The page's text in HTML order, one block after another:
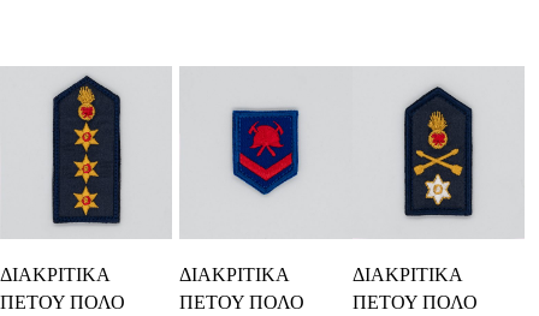
Καλάθι
ΔΙΑΚΡΙΤΙΚΑ
ΠΕΤΟΥ ΠΟΛΟ
Καλάθι
ΔΙΑΚΡΙΤΙΚΑ
ΠΕΤΟΥ ΠΟΛΟ
Καλάθι
ΔΙΑΚΡΙΤΙΚΑ
ΠΕΤΟΥ ΠΟΛΟ